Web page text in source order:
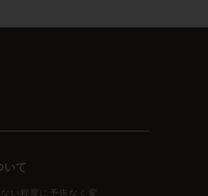
いて
い程度に予告なく変